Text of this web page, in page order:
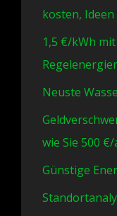
kosten, Ideen
1,5 €/kWh
Neuste
wie Sie 500
Günstige